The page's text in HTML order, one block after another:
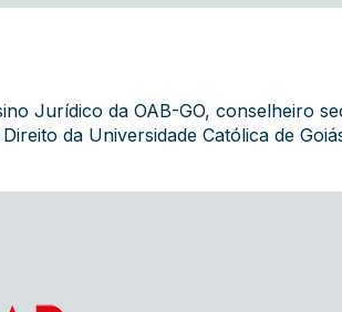
Jurídico da OAB-GO, conselheiro
da Universidade Católica de